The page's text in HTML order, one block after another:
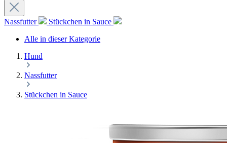
Nassfutter
Stückchen in Sauce
Alle in dieser Kategorie
Hund
Nassfutter
Stückchen in Sauce